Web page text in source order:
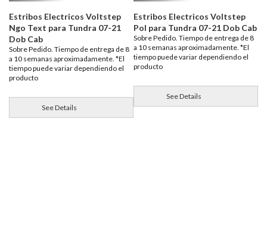
Estribos Electricos Voltstep
Ngo Text para Tundra 07-21
Dob Cab
Sobre Pedido. Tiempo de entrega de 8
a 10 semanas aproximadamente. *El
tiempo puede variar dependiendo el
producto
See Details
Estribos Electricos Voltstep
Pol para Tundra 07-21 Dob Cab
Sobre Pedido. Tiempo de entrega de 8
a 10 semanas aproximadamente. *El
tiempo puede variar dependiendo el
producto
See Details